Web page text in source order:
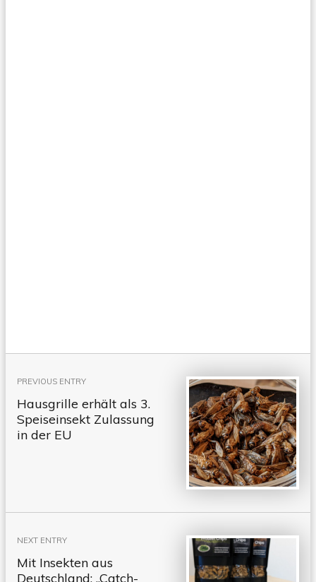
PREVIOUS ENTRY
Hausgrille erhält als 3.
Speiseinsekt Zulassung
in der EU
NEXT ENTRY
Mit Insekten aus
Deutschland: „Catch-